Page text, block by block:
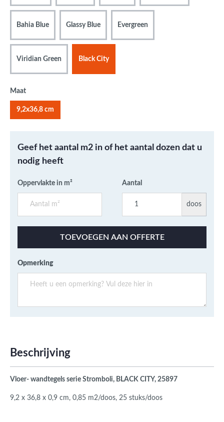
Bahia Blue Glassy Blue Evergreen
Viridian Green Black City
Maat
9,2x36,8 cm
Geef het aantal m2 in of het aantal dozen dat u
nodig heeft
Oppervlakte in m² Aantal
doos
TOEVOEGEN AAN OFFERTE
Opmerking
Beschrijving
Vloer- wandtegels serie Stromboli, BLACK CITY, 25897
9,2 x 36,8 x 0,9 cm, 0,85 m2/doos, 25 stuks/doos